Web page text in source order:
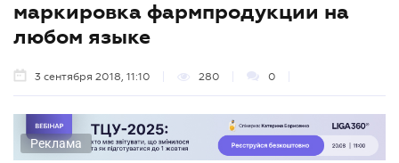
маркировка фармпродукции на
любом языке
3 сентября 2018, 11:10 280 0
Реклама